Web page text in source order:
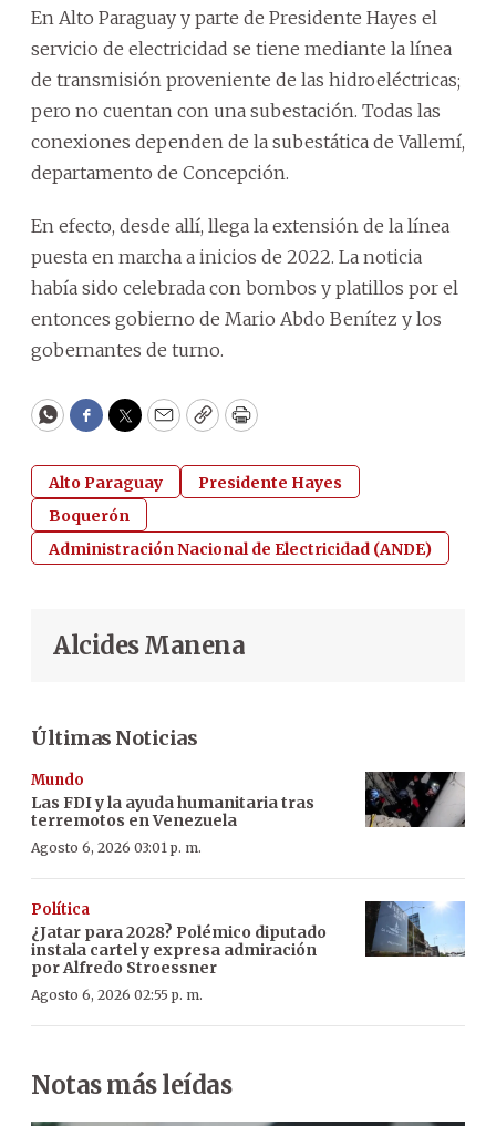
En Alto Paraguay y parte de Presidente Hayes el
servicio de electricidad se tiene mediante la línea
de transmisión proveniente de las hidroeléctricas;
pero no cuentan con una subestación. Todas las
conexiones dependen de la subestática de Vallemí,
departamento de Concepción.
En efecto, desde allí, llega la extensión de la línea
puesta en marcha a inicios de 2022. La noticia
había sido celebrada con bombos y platillos por el
entonces gobierno de Mario Abdo Benítez y los
gobernantes de turno.
WhatsApp
Facebook
Twitter
EmailCopyPrint
Alto Paraguay
Presidente Hayes
Boquerón
Administración Nacional de Electricidad (ANDE)
Alcides Manena
Últimas Noticias
Mundo
Las FDI y la ayuda humanitaria tras
terremotos en Venezuela
Agosto 6, 2026 03:01 p. m.
Política
¿Jatar para 2028? Polémico diputado
instala cartel y expresa admiración
por Alfredo Stroessner
Agosto 6, 2026 02:55 p. m.
Notas más leídas